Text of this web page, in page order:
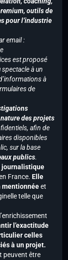
outils de
pour l’industrie
email :
est proposé
à un
à
de
des projets
afin de
disponibles
sur la base
publics.
journalistique
France. Elle
mentionnéeet
telle que
l’exactitude
celles
à un projet.
peuvent être